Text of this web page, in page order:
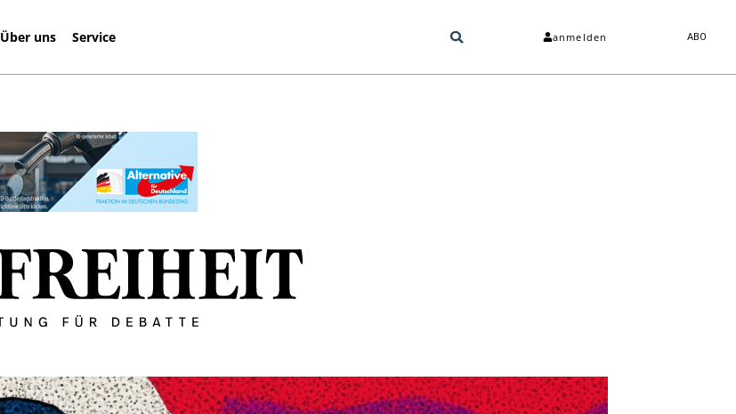
Über uns Service anmelden ABO